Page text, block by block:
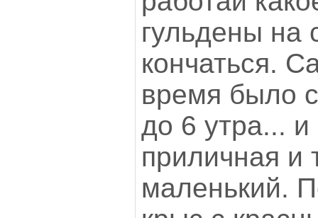
гульдены на
кончаться.
время было
до 6 утра... и
приличная
маленький.